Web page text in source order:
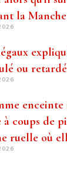
la Manche
ou retardé
à coups de
ruelle où